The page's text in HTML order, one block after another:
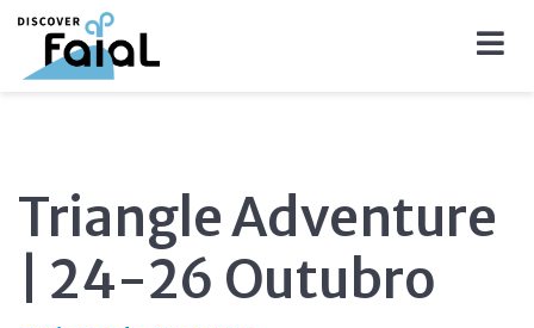
Triangle Adventure
| 24-26 Outubro